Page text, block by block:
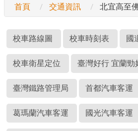
首頁 交通資訊 北宜高至
校車路線圖 校車時刻表 國
校車衛星定位 臺灣好行 宜蘭勁
臺灣鐵路管理局 首都汽車客運
葛瑪蘭汽車客運 國光汽車客運